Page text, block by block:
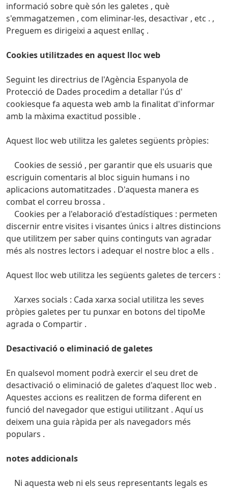
informació sobre què són les galetes , què
s'emmagatzemen , com eliminar-les, desactivar , etc . ,
Preguem es dirigeixi a aquest enllaç .
Cookies utilitzades en aquest lloc web
Seguint les directrius de l'Agència Espanyola de
Protecció de Dades procedim a detallar l'ús d'
cookiesque fa aquesta web amb la finalitat d'informar
amb la màxima exactitud possible .
Aquest lloc web utilitza les galetes següents pròpies:
Cookies de sessió , per garantir que els usuaris que
escriguin comentaris al bloc siguin humans i no
aplicacions automatitzades . D'aquesta manera es
combat el correu brossa .
Cookies per a l'elaboració d'estadístiques : permeten
discernir entre visites i visantes únics i altres distincions
que utilitzem per saber quins continguts van agradar
més als nostres lectors i adequar el nostre bloc a ells .
Aquest lloc web utilitza les següents galetes de tercers :
Xarxes socials : Cada xarxa social utilitza les seves
pròpies galetes per tu punxar en botons del tipoMe
agrada o Compartir .
Desactivació o eliminació de galetes
En qualsevol moment podrà exercir el seu dret de
desactivació o eliminació de galetes d'aquest lloc web .
Aquestes accions es realitzen de forma diferent en
funció del navegador que estigui utilitzant . Aquí us
deixem una guia ràpida per als navegadors més
populars .
notes addicionals
Ni aquesta web ni els seus representants legals es